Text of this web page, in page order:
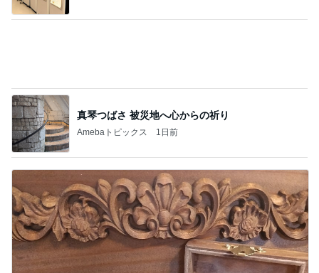
安っぽい100均の小箱が大変身
Amebaトピックス
記事を読む
17年ぶりに会った歌手の後輩と昔話
Amebaトピックス 1日前